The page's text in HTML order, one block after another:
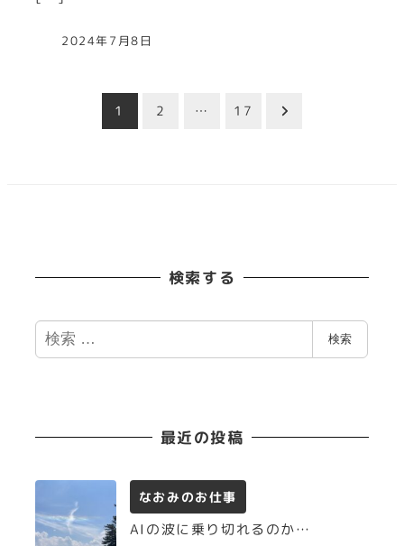
2024年7月8日
ー
ジ
1 2 … 17
検索する
検
索
検索
最近の投稿
なおみのお仕事
AIの波に乗り切れるのか…